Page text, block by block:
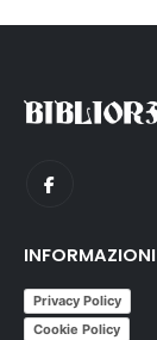
INFORMAZIONI
Privacy Policy
Cookie Policy